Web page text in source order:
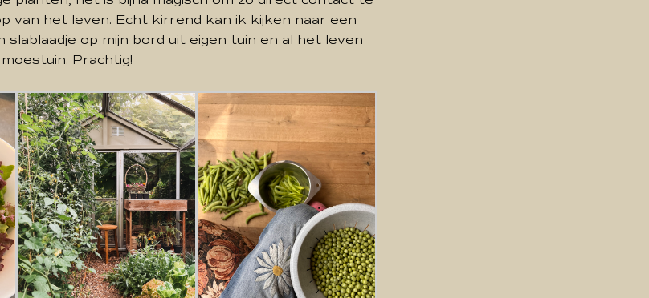
van het leven. Echt kirrend kan ik kijken naar een
slablaadje op mijn bord uit eigen tuin en al het leven
Prachtig!